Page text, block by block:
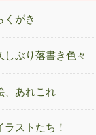
くがき
しぶり落書き色々
、あれこれ
ラストたち！